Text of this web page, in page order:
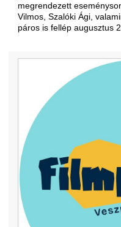
megrendezett
Vilmos, Szalóki Ági,
páros is fellép augusztus